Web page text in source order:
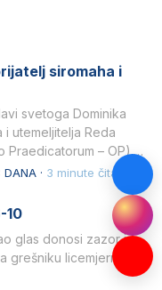
siromaha i
svetoga Dominika
i utemeljitelja Reda
Praedicatorum – OP).
ljubavlju prema
· 3 minute čitanja
10
glas donosi zazor i
grešniku licemjernom.2